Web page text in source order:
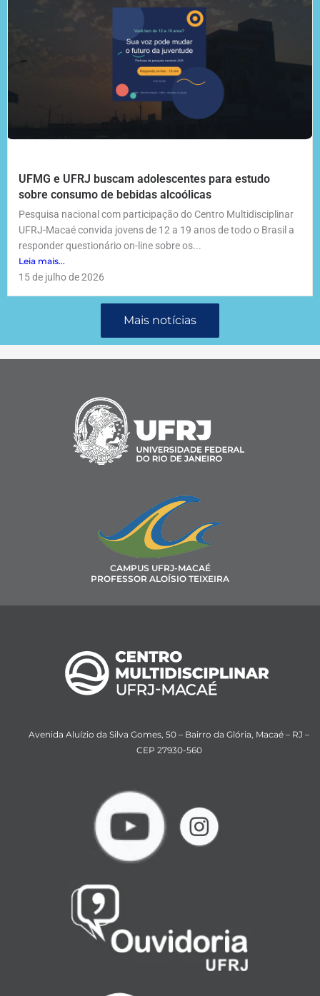
UFMG e UFRJ buscam adolescentes para estudo
sobre consumo de bebidas alcoólicas
Pesquisa nacional com participação do Centro Multidisciplinar
UFRJ-Macaé convida jovens de 12 a 19 anos de todo o Brasil a
responder questionário on-line sobre os...
Leia mais...
15 de julho de 2026
Mais notícias
CAMPUS UFRJ-MACAÉ
PROFESSOR ALOÍSIO TEIXEIRA
Avenida Aluízio da Silva Gomes, 50 – Bairro da Glória, Macaé – RJ –
CEP 27930-560